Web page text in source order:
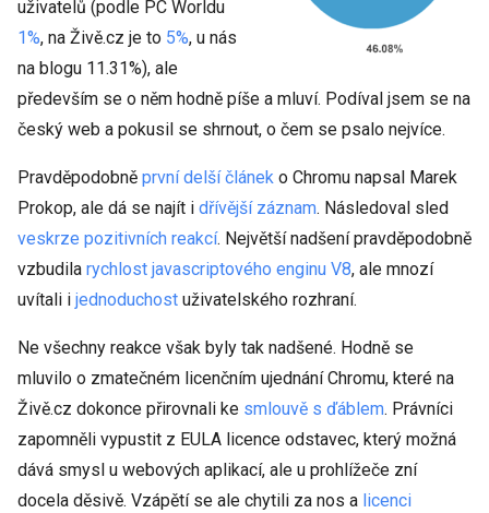
uživatelů (podle PC Worldu
1%, na Živě.cz je to 5%, u nás
na blogu 11.31%), ale
především se o něm hodně píše a mluví. Podíval jsem se na
český web a pokusil se shrnout, o čem se psalo nejvíce.
Pravděpodobně první delší článek o Chromu napsal Marek
Prokop, ale dá se najít i dřívější záznam. Následoval sled
veskrze pozitivních reakcí. Největší nadšení pravděpodobně
vzbudila rychlost javascriptového enginu V8, ale mnozí
uvítali i jednoduchost uživatelského rozhraní.
Ne všechny reakce však byly tak nadšené. Hodně se
mluvilo o zmatečném licenčním ujednání Chromu, které na
Živě.cz dokonce přirovnali ke smlouvě s ďáblem. Právníci
zapomněli vypustit z EULA licence odstavec, který možná
dává smysl u webových aplikací, ale u prohlížeče zní
docela děsivě. Vzápětí se ale chytili za nos a licenci